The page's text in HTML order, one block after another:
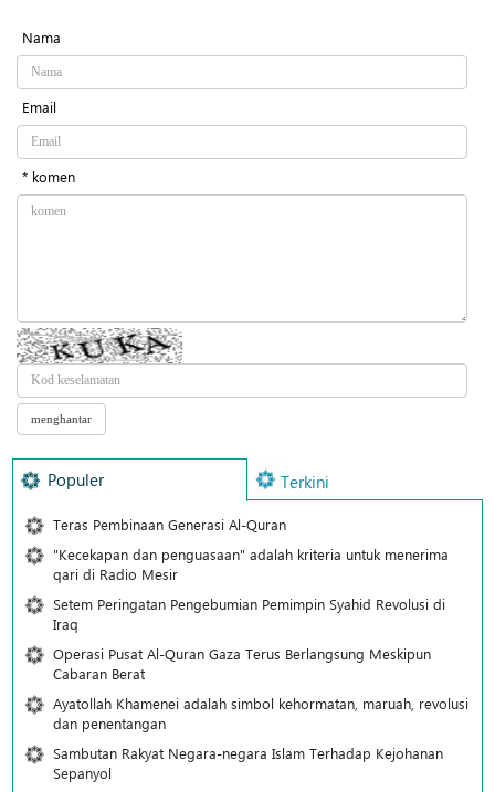
Nama
Email
* komen
Populer Terkini
Teras Pembinaan Generasi Al-Quran
"Kecekapan dan penguasaan" adalah kriteria untuk menerima
qari di Radio Mesir
Setem Peringatan Pengebumian Pemimpin Syahid Revolusi di
Iraq
Operasi Pusat Al-Quran Gaza Terus Berlangsung Meskipun
Cabaran Berat
Ayatollah Khamenei adalah simbol kehormatan, maruah, revolusi
dan penentangan
Sambutan Rakyat Negara-negara Islam Terhadap Kejohanan
Sepanyol